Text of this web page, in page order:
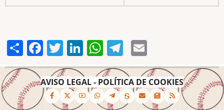
ShareFacebook
Twitter
LinkedIn
WhatsApp
Telegram
AVISO LEGAL- POLÍTICA DE COOKIES